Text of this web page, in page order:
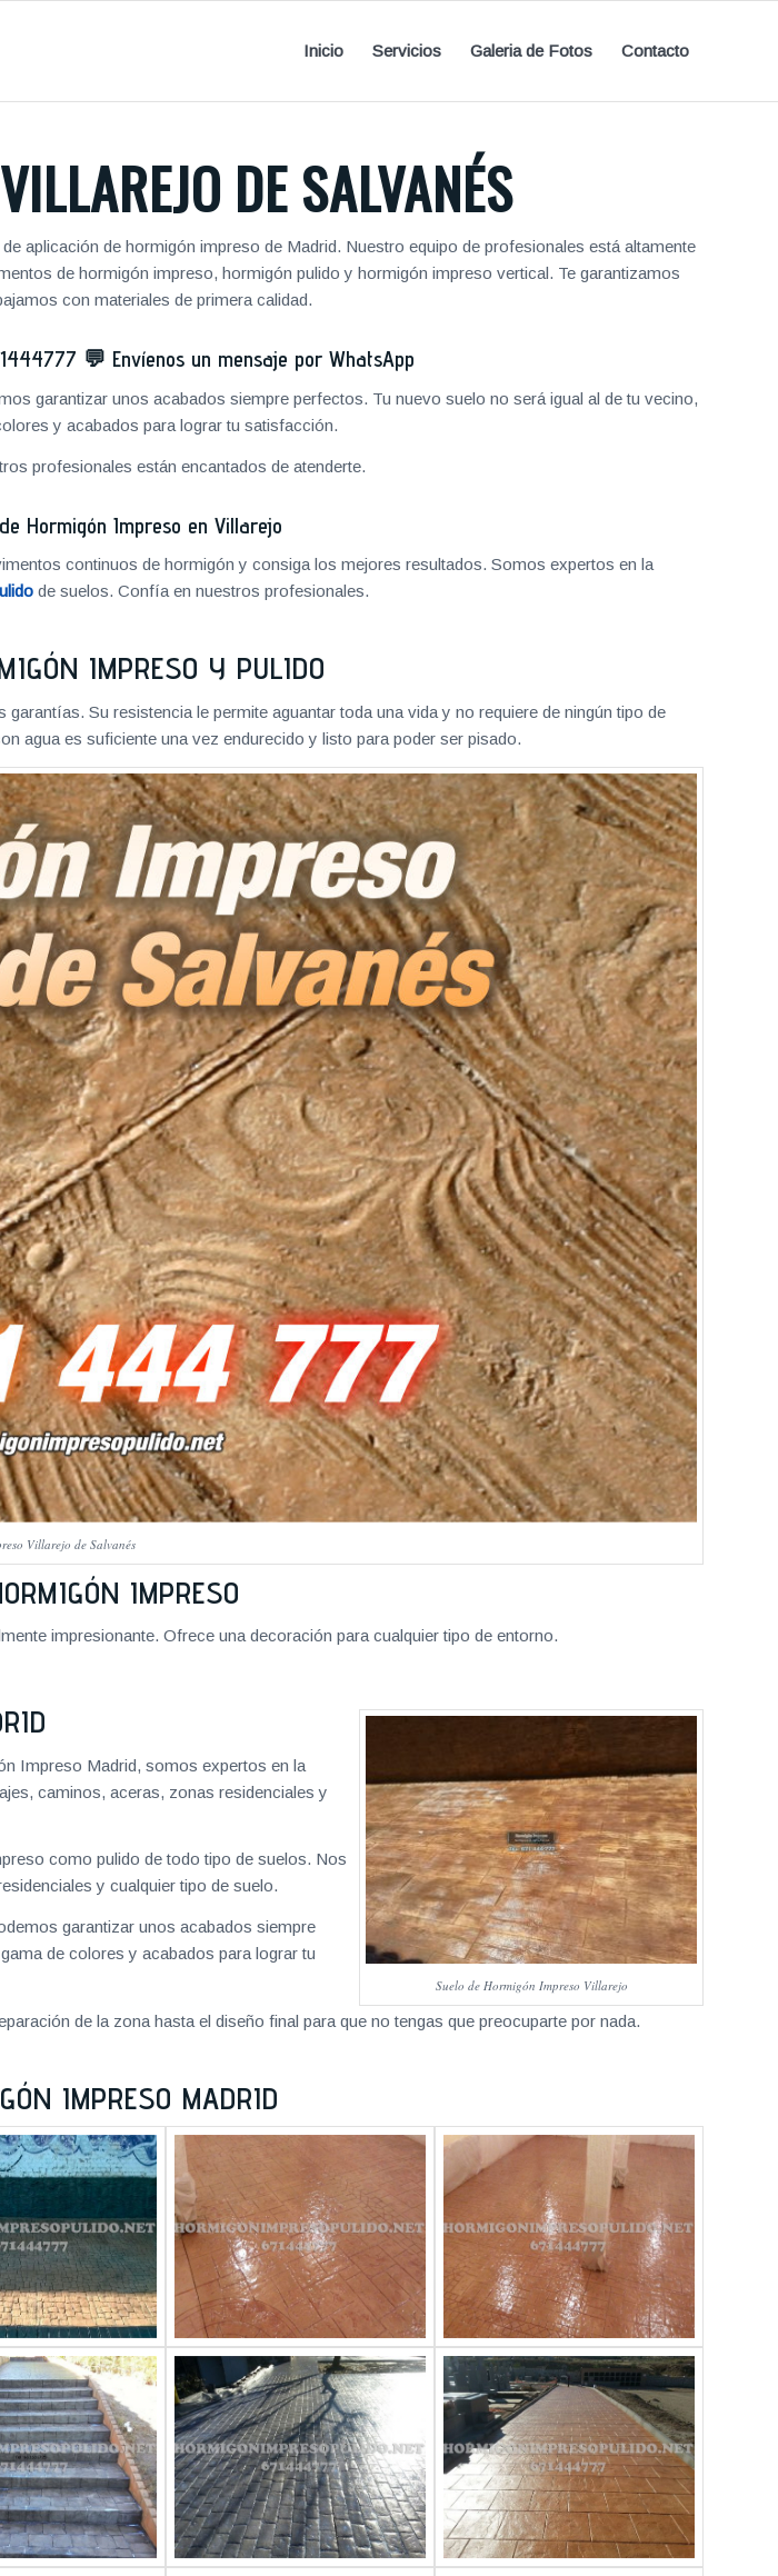
Inicio Servicios Galeria de Fotos Contacto
DE SALVANÉS
aplicación de hormigón impreso de Madrid. Nuestro equipo de profesionales está altamente
de hormigón impreso, hormigón pulido y hormigón impreso vertical. Te garantizamos
con materiales de primera calidad.
💬 Envíenos un mensaje por WhatsApp
garantizar unos acabados siempre perfectos. Tu nuevo suelo no será igual al de tu vecino,
y acabados para lograr tu satisfacción.
profesionales están encantados de atenderte.
Hormigón Impreso en Villarejo
continuos de hormigón y consiga los mejores resultados. Somos expertos en la
de suelos. Confía en nuestros profesionales.
IMPRESO Y PULIDO
Su resistencia le permite aguantar toda una vida y no requiere de ningún tipo de
agua es suficiente una vez endurecido y listo para poder ser pisado.
Villarejo de Salvanés
IMPRESO
impresionante. Ofrece una decoración para cualquier tipo de entorno.
Suelo de Hormigón Impreso Villarejo
Impreso Madrid, somos expertos en la
caminos, aceras, zonas residenciales y
como pulido de todo tipo de suelos. Nos
y cualquier tipo de suelo.
garantizar unos acabados siempre
de colores y acabados para lograr tu
de la zona hasta el diseño final para que no tengas que preocuparte por nada.
IMPRESO MADRID